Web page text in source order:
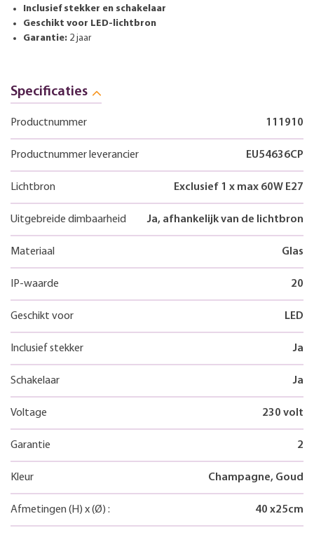
Inclusief stekker en schakelaar
Geschikt voor LED-lichtbron
Garantie: 2 jaar
Specificaties
Productnummer 111910
Productnummer leverancier EU54636CP
Lichtbron Exclusief 1 x max 60W E27
Uitgebreide dimbaarheid Ja, afhankelijk van de lichtbron
Materiaal Glas
IP-waarde 20
Geschikt voor LED
Inclusief stekker Ja
Schakelaar Ja
Voltage 230 volt
Garantie 2
Kleur Champagne, Goud
Afmetingen (H) x(Ø) : 40 x25cm